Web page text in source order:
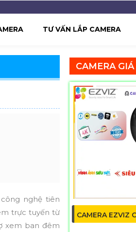
TƯ VẤN LẮP CAMERA
công nghệ tiên
trực tuyến từ
xem ban đêm
CAMERA
CAMERA EZVIZ